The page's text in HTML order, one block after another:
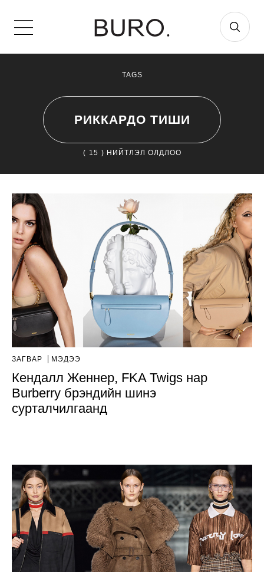
TAGS
РИККАРДО ТИШИ
( 15 ) НИЙТЛЭЛ ОЛДЛОО
ЗАГВАР МЭДЭЭ
Кендалл Женнер, FKA Twigs нар
Burberry брэндийн шинэ
сурталчилгаанд